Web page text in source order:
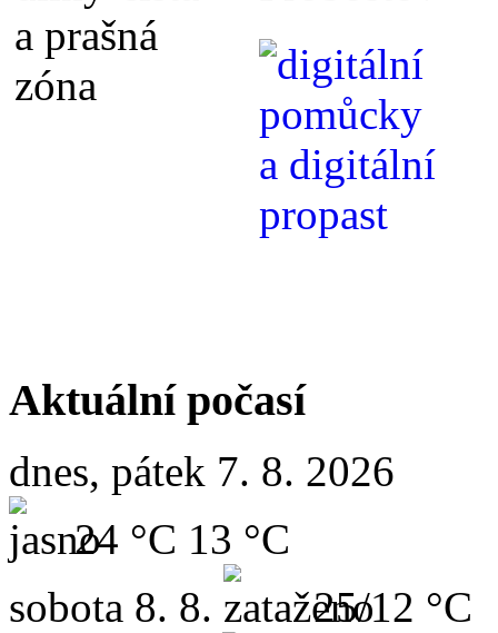
Aktuální počasí
dnes, pátek 7. 8. 2026
24 °C 13 °C
sobota 8. 8.
25/12 °C